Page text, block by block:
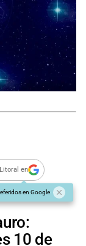
en
en Google
10 de